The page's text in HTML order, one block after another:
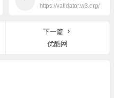
https://validator.w3.org/
下一篇
优酷网